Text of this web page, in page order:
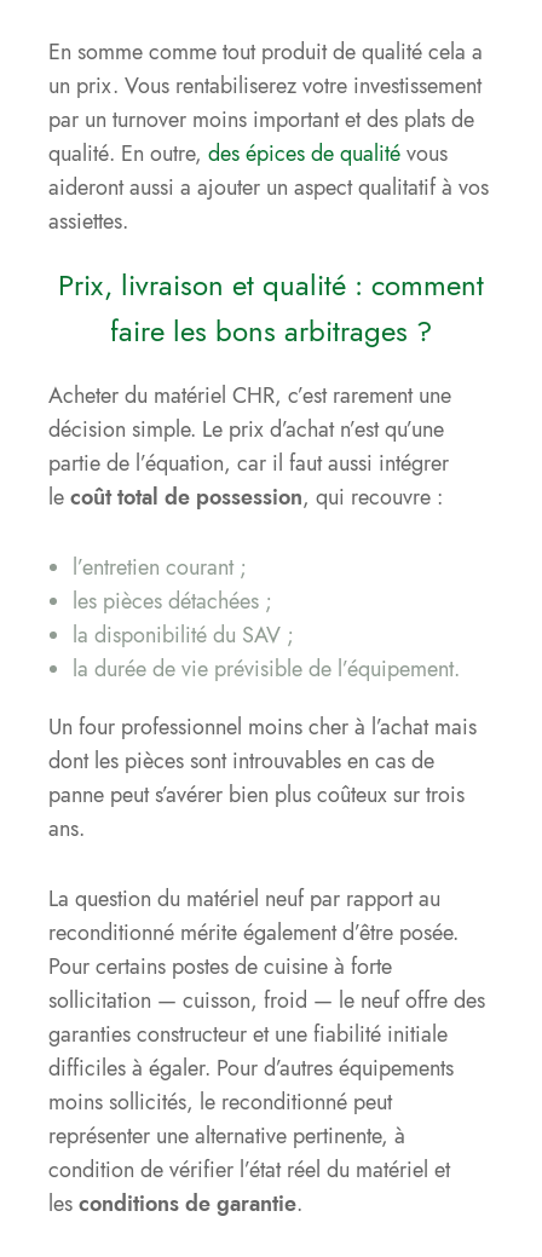
En somme comme tout produit de qualité cela a
un prix. Vous rentabiliserez votre investissement
par un turnover moins important et des plats de
qualité. En outre, des épices de qualitévous
aideront aussi a ajouter un aspect qualitatif à vos
assiettes.
Prix, livraison et qualité : comment
faire les bons arbitrages ?
Acheter du matériel CHR, c’est rarement une
décision simple. Le prix d’achat n’est qu’une
partie de l’équation, car il faut aussi intégrer
lecoût total de possession, qui recouvre :
l’entretien courant ;
les pièces détachées ;
la disponibilité du SAV ;
la durée de vie prévisible de l’équipement.
Un four professionnel moins cher à l’achat mais
dont les pièces sont introuvables en cas de
panne peut s’avérer bien plus coûteux sur trois
ans.
La question du matériel neuf par rapport au
reconditionné mérite également d’être posée.
Pour certains postes de cuisine à forte
sollicitation — cuisson, froid — le neuf offre des
garanties constructeur et une fiabilité initiale
difficiles à égaler. Pour d’autres équipements
moins sollicités, le reconditionné peut
représenter une alternative pertinente, à
condition de vérifier l’état réel du matériel et
lesconditions de garantie.